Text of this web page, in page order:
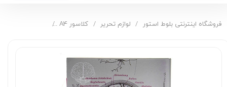
فروشگاه اینترنتی بلوط استور لوازم تحریر کلاسور A4